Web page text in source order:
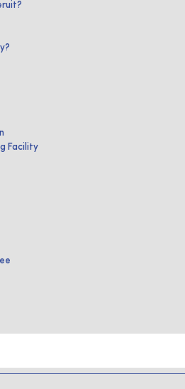
Facility